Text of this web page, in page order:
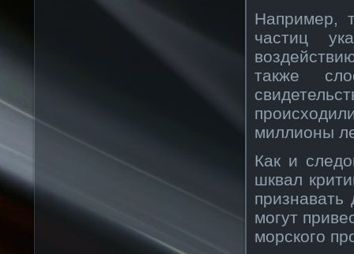
Например,
частиц
также
миллионы
Как и
шквал
признавать
могут
морского